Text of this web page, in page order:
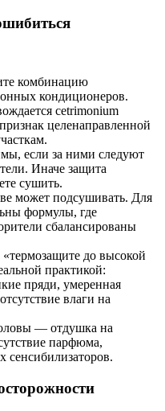
комбинацию
кондиционеров.
cetrimonium
целенаправленной
если за ними следуют
Иначе защита
сушить.
может подсушивать. Для
формулы, где
сбалансированы
до высокой
практикой:
пряди, умеренная
влаги на
— отдушка на
парфюма,
сенсибилизаторов.